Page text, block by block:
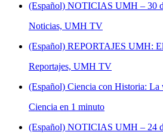
(Español) NOTICIAS UMH – 30
Noticias, UMH TV
(Español) REPORTAJES UMH:
Reportajes, UMH TV
(Español) Ciencia con Historia: La
Ciencia en 1 minuto
(Español) NOTICIAS UMH – 24